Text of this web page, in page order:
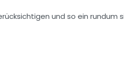
und so ein rundum